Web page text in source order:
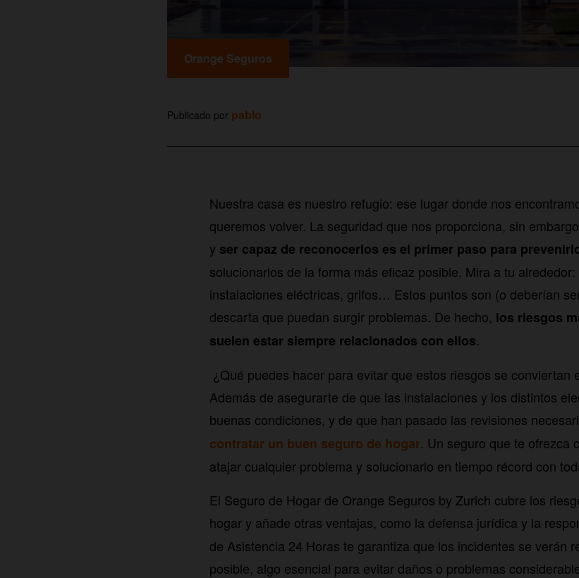
Orange Seguros
Publicado por pablo
Nuestra casa es nuestro refugio: ese lugar donde nos
queremos volver. La seguridad que nos proporciona, sin
y ser capaz de reconocerlos es el primer paso para
solucionarlos de la forma más eficaz posible. Mira a tu
instalaciones eléctricas, grifos… Estos puntos son (o deberían
descarta que puedan surgir problemas. De hecho, los riesgos
suelen estar siempre relacionados con ellos.
¿Qué puedes hacer para evitar que estos riesgos se conviertan
Además de asegurarte de que las instalaciones y los distintos
buenas condiciones, y de que han pasado las revisiones
contratar un buen seguro de hogar. Un seguro que te ofrezca
atajar cualquier problema y solucionarlo en tiempo récord con
El Seguro de Hogar de Orange Seguros by Zurich cubre los
hogar y añade otras ventajas, como la defensa jurídica y la
de Asistencia 24 Horas te garantiza que los incidentes se verán
posible, algo esencial para evitar daños o problemas